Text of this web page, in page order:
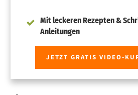
Mit leckeren Rezepten &
Anleitungen
JETZT GRATIS VIDEO-